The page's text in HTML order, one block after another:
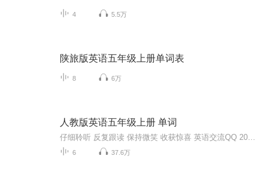
4 5.5万
陕旅版英语五年级上册单词表
8 6万
人教版英语五年级上册 单词
6 37.6万